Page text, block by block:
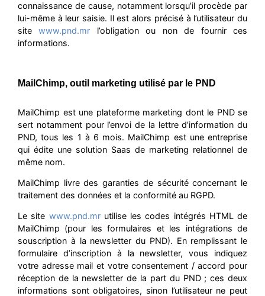
connaissance de cause, notamment lorsqu’il procède par
lui-même à leur saisie. Il est alors précisé à l’utilisateur du
sitewww.pnd.mr l’obligation ou non de fournir ces
informations.
MailChimp, outil marketing utilisé par le PND
MailChimp est une plateforme marketing dont le PND se
sert notamment pour l’envoi de la lettre d’information du
PND, tous les 1 à 6 mois. MailChimp est une entreprise
qui édite une solution Saas de marketing relationnel de
même nom.
MailChimp livre des garanties de sécurité concernant le
traitement des données et la conformité au RGPD.
Le site www.pnd.mrutilise les codes intégrés HTML de
MailChimp (pour les formulaires et les intégrations de
souscription à la newsletter du PND). En remplissant le
formulaire d’inscription à la newsletter, vous indiquez
votre adresse mail et votre consentement / accord pour
réception de la newsletter de la part du PND ; ces deux
informations sont obligatoires, sinon l’utilisateur ne peut